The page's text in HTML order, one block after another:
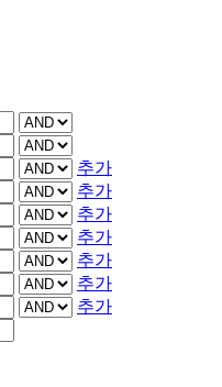
추가
추가
추가
추가
추가
추가
추가